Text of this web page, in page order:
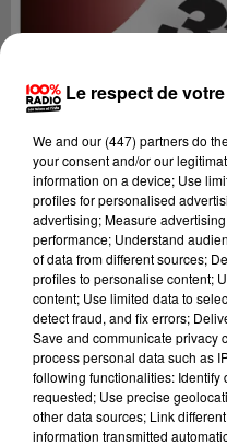
Lecture (1 min 14
100%
Le respect de
We and our (447) partnersdo
your consent and/or our
information on a device; Use
profiles for personalised
advertising; Measure
performance; Understand
of data from different sources;
profiles to personalise content;
content; Use limited data to
detect fraud, and fix errors;
Save and communicate privacy
process personal data such as
following functionalities:
requested; Use precise
other data sources; Link
information transmitted